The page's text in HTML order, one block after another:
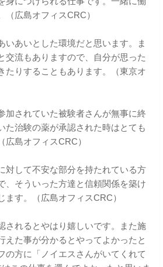
（広島オフィスCRC）
いあいとした環境だと思います。ま
交流もありますので、自分が思った
たりすることもあります。（東京オ
加されていた被験者さんが無事に終
た治験の薬が承認された時はとても
島オフィスCRC）
対して不安な部分を持たれている方
、そういった方達と信頼関係を築け
ます。（広島オフィスCRC）
されるとやはり嬉しいです。また施
えた事が分かるとやってよかったと
の方に「ノイエスさんがいてくれて